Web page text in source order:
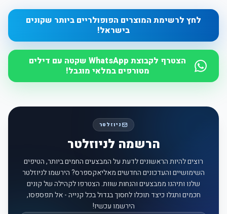
לחץ לרשימת המוצרים הפופולריים ביותר שקונים
בישראל!
הצטרף לקבוצת WhatsApp שקטה עם דילים
מטורפים במלאי מוגבל!
ניוזלטר
הרשמה לניוזלטר
רוצים להיות הראשונים לדעת על המבצעים החמים ביותר, הטיפים
השימושיים והעדכונים החדשים מאליאקספרס? הירשמו לניוזלטר
שלנו ותיהנו ממבצעים והנחות שוות. הצטרפו לקהילה של קונים
חכמים ותגלו כיצד תוכלו לחסוך בגדול בכל קנייה - אל תפספסו,
הירשמו עכשיו!